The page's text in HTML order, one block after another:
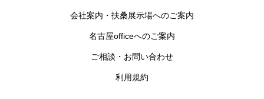
会社案内・扶桑展示場へのご案内
名古屋officeへのご案内
ご相談・お問い合わせ
利用規約